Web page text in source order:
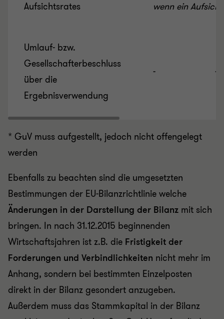
Aufsichtsrates
wenn ein
Umlauf- bzw.
Gesellschafterbeschluss
über die
Ergebnisverwendung
- -
* GuV muss aufgestellt, jedoch nicht offengelegt
werden
Ebenfalls zu beachten sind die umgesetzten
Bestimmungen der EU-Bilanzrichtlinie welche
Änderungen in der Darstellung der Bilanz mit sich
bringen. In nach 31.12.2015 beginnenden
Wirtschaftsjahren ist z.B. die Fristigkeit der
Forderungen und Verbindlichkeiten nicht mehr im
Anhang, sondern bei bestimmten Einzelposten
direkt in der Bilanz gesondert anzugeben.
Außerdem muss das Stammkapital in der Bilanz